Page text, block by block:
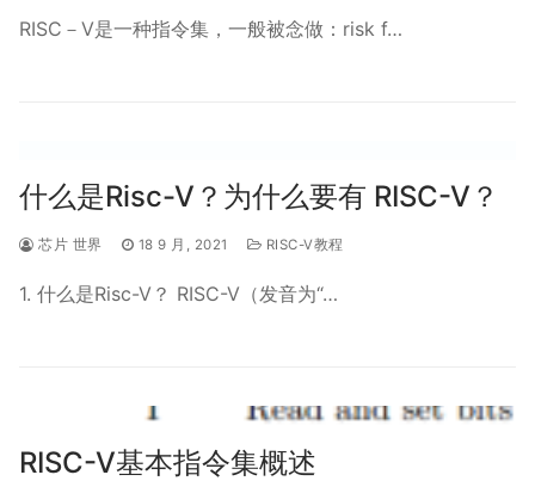
RISC－V是一种指令集，一般被念做：risk f…
什么是Risc-V？为什么要有 RISC-V？
芯片 世界 18 9 月, 2021 RISC-V教程
1. 什么是Risc-V？ RISC-V（发音为“…
RISC-V基本指令集概述